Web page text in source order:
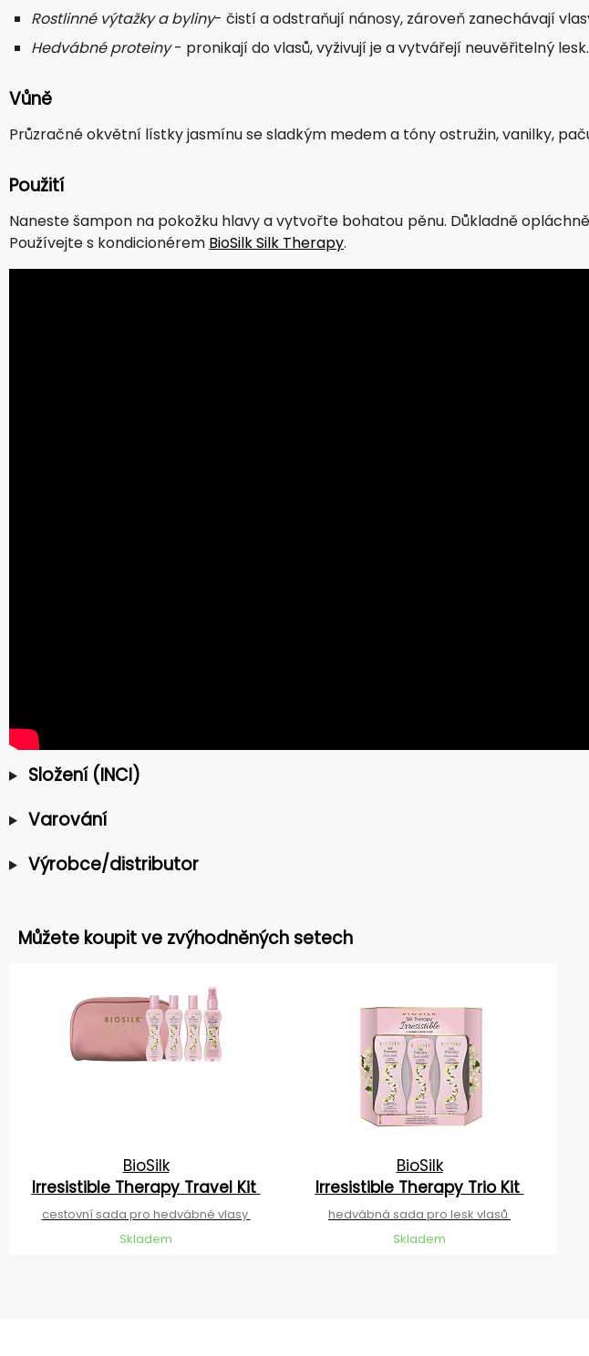
Rostlinné výtažky a byliny- čistí a odstraňují nánosy, zároveň zanechávají
Hedvábné proteiny- pronikají do vlasů, vyživují je a vytvářejí neuvěřitelný lesk.
Vůně
Průzračné okvětní lístky jasmínu se sladkým medem a tóny ostružin, vanilky,
Použití
Naneste šampon na pokožku hlavy a vytvořte bohatou pěnu. Důkladně
Používejte s kondicionérem BioSilk Silk Therapy.
Složení (INCI)
Varování
Výrobce/distributor
Můžete koupit ve zvýhodněných setech
BioSilk
Irresistible Therapy Travel Kit
cestovní sada pro hedvábné vlasy
Skladem
BioSilk
Irresistible Therapy Trio Kit
hedvábná sada pro lesk vlasů
Skladem